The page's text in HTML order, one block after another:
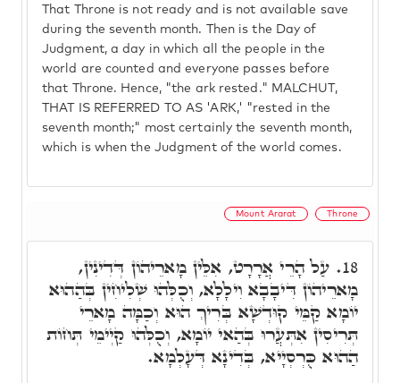
That Throne is not ready and is not available save
during the seventh month. Then is the Day of
Judgment, a day in which all the people in the
world are counted and everyone passes before
that Throne. Hence, "the ark rested." MALCHUT,
THAT IS REFERRED TO AS 'ARK,' "rested in the
seventh month;" most certainly the seventh month,
which is when the Judgment of the world comes.
Mount Ararat Throne
18. עַל הָרֵי אֲרָרָט, אִלֵּין מָארֵיהוֹן דְּדִינִין,
מָארֵיהוֹן דִּיבָבָא וִילָלָא, וְכֻלְּהוּ שְׁלִיחִין בְּהַהוּא
יוֹמָא קַמֵּי קוּדְשָׁא בְּרִיךְ הוּא וְכַמָּה מָארֵי
תְּרִיסִין אִתְּעֲרוּ בְּהַאי יוֹמָא, וְכֻלְּהוּ קַיְימֵי תְּחוֹת
הַהוּא כֻּרְסְיָיא, בְּדִינָא דְּעָלְמָא.